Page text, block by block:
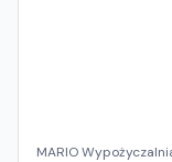
MARIO